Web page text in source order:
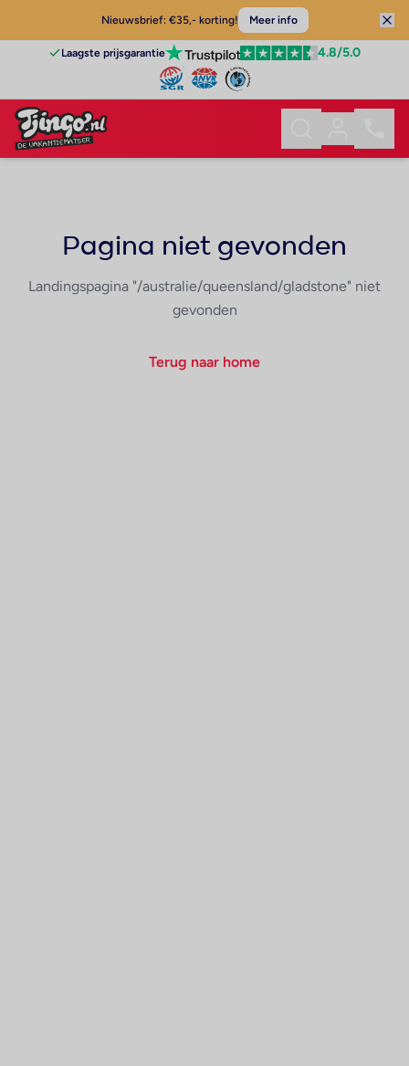
Nieuwsbrief: €35,- korting! Meer info
Laagste prijsgarantie 4.8/5.0
Pagina niet gevonden
Landingspagina "/australie/queensland/gladstone" niet
gevonden
Terug naar home